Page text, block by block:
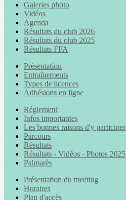
Galeries photo
Vidéos
Agenda
Résultats du club 2026
Résultats du club 2025
Résultats FFA
Présentation
Entraînements
Types de licences
Adhésions en ligne
Réglement
Infos importantes
Les bonnes raisons d'y participer
Parcours
Résultats
Résultats - Vidéos - Photos 2025
Palmarès
Présentation du meeting
Horaires
Plan d'accès